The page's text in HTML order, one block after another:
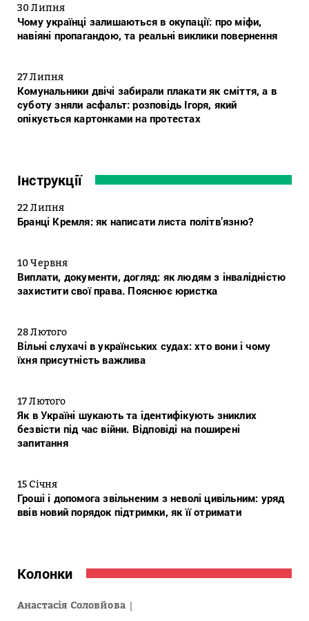
30 Липня
Чому українці залишаються в окупації: про міфи,
навіяні пропагандою, та реальні виклики повернення
27 Липня
Комунальники двічі забирали плакати як сміття, а в
суботу зняли асфальт: розповідь Ігоря, який
опікується картонками на протестах
Інструкції
22 Липня
Бранці Кремля: як написати листа політв’язню?
10 Червня
Виплати, документи, догляд: як людям з інвалідністю
захистити свої права. Пояснює юристка
28 Лютого
Вільні слухачі в українських судах: хто вони і чому
їхня присутність важлива
17 Лютого
Як в Україні шукають та ідентифікують зниклих
безвісти під час війни. Відповіді на поширені
запитання
15 Січня
Гроші і допомога звільненим з неволі цивільним: уряд
ввів новий порядок підтримки, як її отримати
Колонки
Анастасія Соловйова